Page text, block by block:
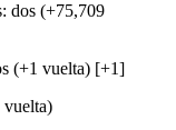
dos (+75,709
(+1 vuelta) [+1]
vuelta)